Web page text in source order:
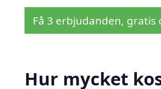
Få 3 erbjudanden,
Hur mycket